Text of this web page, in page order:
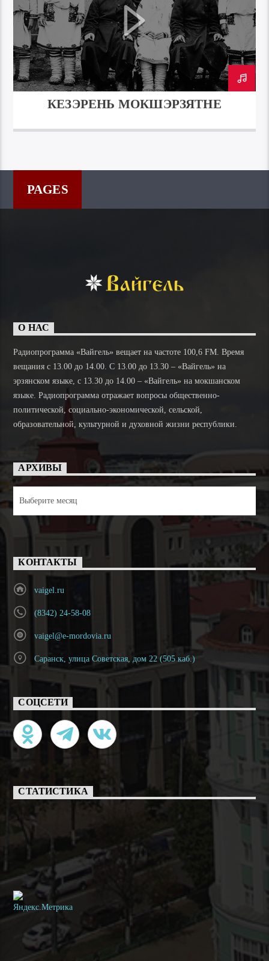
КЕЗЭРЕНЬ МОКШЭРЗЯТНЕ
PAGES
О НАС
Радиопрограмма «Вайгель» вещает на частоте 100,6 FM. Время
вещания с 13.00 до 14.00. C 13.00 до 13.30 – «Вайгель» на
эрзянском языке, с 13.30 до 14.00 – «Вайгель» на мокшанском
языке. Радиопрограмма отражает вопросы общественно-
политической, социально-экономической, сельской,
образовательной, культурной и духовной жизни республики.
АРХИВЫ
КОНТАКТЫ
vaigel.ru
(8342) 24-58-08
vaigel@e-mordovia.ru
Саранск, улица Советская, дом 22 (505 каб.)
СОЦСЕТИ
СТАТИСТИКА